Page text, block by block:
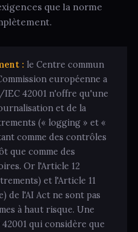
que la norme
: le Centre commun
européenne a
42001 n'offre qu'une
et de la
(« logging » et «
comme des contrôles
que comme des
Or l'Article 12
et l'Article 11
de l'AI Act ne sont pas
à haut risque. Une
qui considère que